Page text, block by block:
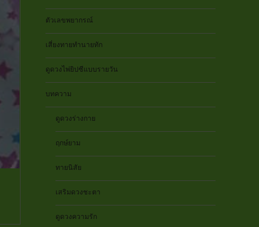
ตัวเลขพยากรณ์
เสี่ยงทายทำนายทัก
ดูดวงไพ่ยิปซีแบบรายวัน
บทความ
ดูดวงร่างกาย
ฤกษ์ยาม
ทายนิสัย
เสริมดวงชะตา
ดูดวงความรัก